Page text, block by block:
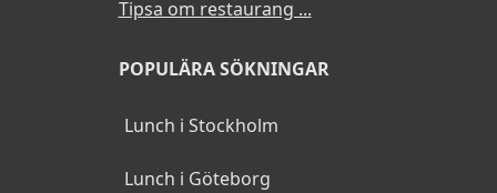
Tipsa om restaurang ...
POPULÄRA SÖKNINGAR
Lunch i Stockholm
Lunch i Göteborg